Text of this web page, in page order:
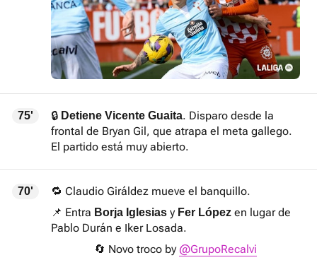
75' 🔒 Detiene Vicente Guaita. Disparo desde la
frontal de Bryan Gil, que atrapa el meta gallego.
El partido está muy abierto.
70'
🔁 Claudio Giráldez mueve el banquillo.
📌 Entra Borja Iglesias yFer López en lugar de
Pablo Durán e Iker Losada.
🔄 Novo troco by @GrupoRecalvi